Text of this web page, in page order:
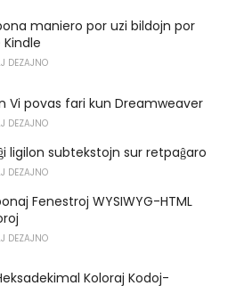
maniero por uzi bildojn por
DEZAJNO
Vi povas fari kun Dreamweaver
DEZAJNO
ligilon subtekstojn sur retpaĝaro
DEZAJNO
Fenestroj WYSIWYG-HTML
DEZAJNO
Koloraj Kodoj-